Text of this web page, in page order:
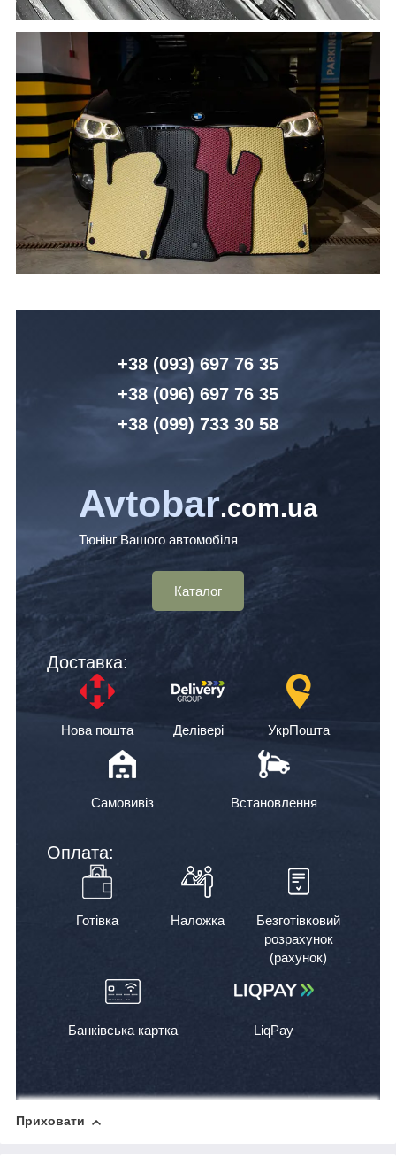
+38 (093) 697 76 35
+38 (096) 697 76 35
+38 (099) 733 30 58
Avtobar.com.ua
Тюнінг Вашого автомобіля
Каталог
Доставка:
Нова пошта Делівері УкрПошта
Самовивіз Встановлення
Оплата:
Готівка Наложка
Безготівковий
розрахунок
(рахунок)
Банківська картка LiqPay
Приховати